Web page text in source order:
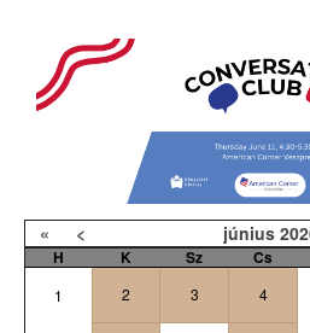
« < június
H K Sz Cs
1 2 3 4